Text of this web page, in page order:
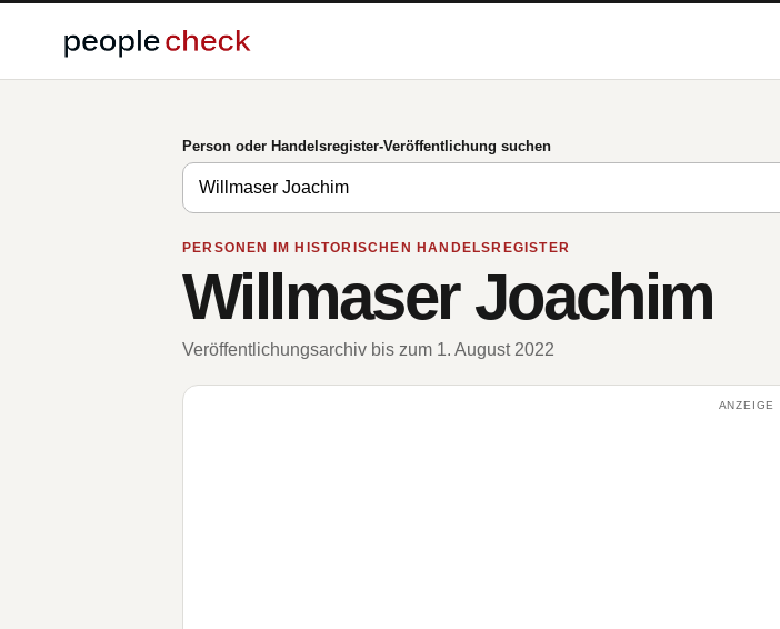
Person oder Handelsregister-Veröffentlichung suchen
PERSONEN IM HISTORISCHEN HANDELSREGISTER
Willmaser Joachim
Veröffentlichungsarchiv bis zum 1. August 2022
ANZEIGE